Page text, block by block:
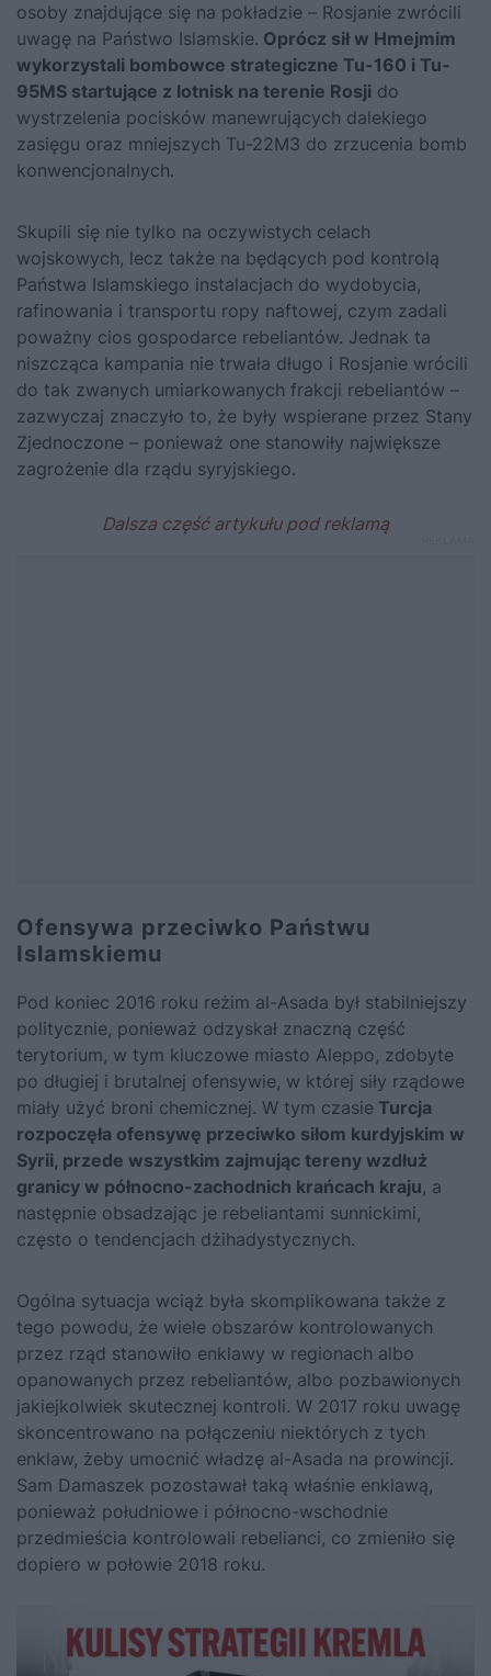
osoby znajdujące się na pokładzie – Rosjanie zwrócili
uwagę na Państwo Islamskie. Oprócz sił w Hmejmim
wykorzystali bombowce strategiczne Tu-160 i Tu-
95MS startujące z lotnisk na terenie Rosji do
wystrzelenia pocisków manewrujących dalekiego
zasięgu oraz mniejszych Tu-22M3 do zrzucenia bomb
konwencjonalnych.
Skupili się nie tylko na oczywistych celach
wojskowych, lecz także na będących pod kontrolą
Państwa Islamskiego instalacjach do wydobycia,
rafinowania i transportu ropy naftowej, czym zadali
poważny cios gospodarce rebeliantów. Jednak ta
niszcząca kampania nie trwała długo i Rosjanie wrócili
do tak zwanych umiarkowanych frakcji rebeliantów –
zazwyczaj znaczyło to, że były wspierane przez Stany
Zjednoczone – ponieważ one stanowiły największe
zagrożenie dla rządu syryjskiego.
Ofensywa przeciwko Państwu
Islamskiemu
Pod koniec 2016 roku reżim al-Asada był stabilniejszy
politycznie, ponieważ odzyskał znaczną część
terytorium, w tym kluczowe miasto Aleppo, zdobyte
po długiej i brutalnej ofensywie, w której siły rządowe
miały użyć broni chemicznej. W tym czasie Turcja
rozpoczęła ofensywę przeciwko siłom kurdyjskim w
Syrii, przede wszystkim zajmując tereny wzdłuż
granicy w północno-zachodnich krańcach kraju, a
następnie obsadzając je rebeliantami sunnickimi,
często o tendencjach dżihadystycznych.
Ogólna sytuacja wciąż była skomplikowana także z
tego powodu, że wiele obszarów kontrolowanych
przez rząd stanowiło enklawy w regionach albo
opanowanych przez rebeliantów, albo pozbawionych
jakiejkolwiek skutecznej kontroli. W 2017 roku uwagę
skoncentrowano na połączeniu niektórych z tych
enklaw, żeby umocnić władzę al-Asada na prowincji.
Sam Damaszek pozostawał taką właśnie enklawą,
ponieważ południowe i północno-wschodnie
przedmieścia kontrolowali rebelianci, co zmieniło się
dopiero w połowie 2018 roku.